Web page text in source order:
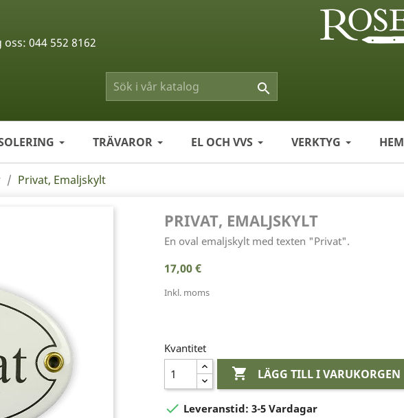

TRÄVAROR EL OCH VVS VERKTYG HEM
oss: 044 552 8162
Privat, Emaljskylt
PRIVAT, EMALJSKYLT
En oval emaljskylt med texten "Privat".
17,00 €
Inkl. moms
Kvantitet
 LÄGG TILL I VARUKORGEN
 Leveranstid: 3-5 Vardagar